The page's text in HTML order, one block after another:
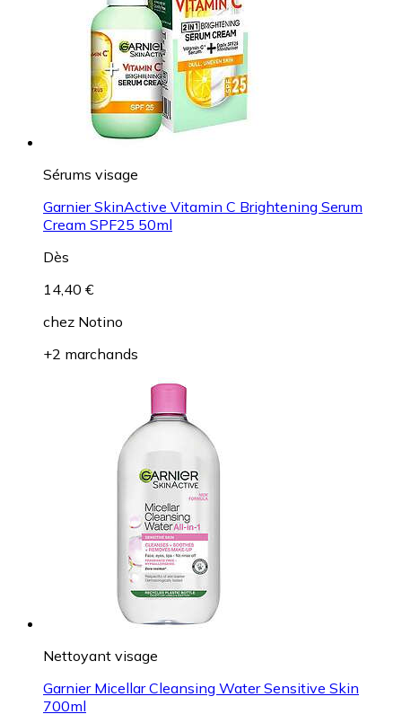
Sérums visage
Garnier SkinActive Vitamin C Brightening Serum
Cream SPF25 50ml
Dès
14,40 €
chez Notino
+2 marchands
Nettoyant visage
Garnier Micellar Cleansing Water Sensitive Skin
700ml